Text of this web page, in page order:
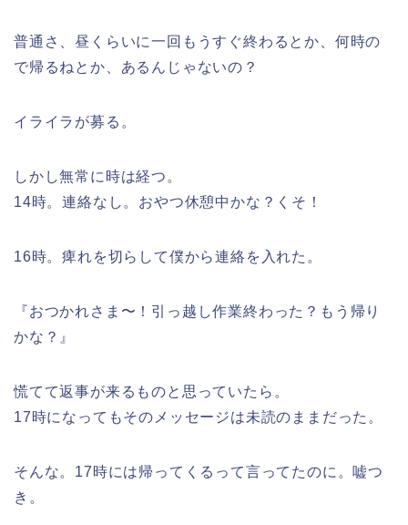
普通さ、昼くらいに一回もうすぐ終わるとか、何時の
で帰るねとか、あるんじゃないの？
イライラが募る。
しかし無常に時は経つ。
14時。連絡なし。おやつ休憩中かな？くそ！
16時。痺れを切らして僕から連絡を入れた。
『おつかれさま〜！引っ越し作業終わった？もう帰り
かな？』
慌てて返事が来るものと思っていたら。
17時になってもそのメッセージは未読のままだった。
そんな。17時には帰ってくるって言ってたのに。嘘つ
き。